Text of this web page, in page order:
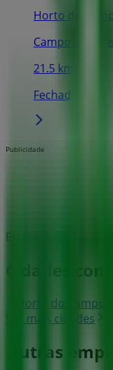
Horto do
Campo
21.5 km
Fechado
Publicidade
Estamos quase a
Cidades
Horto do Campo
Ver mais cidades
Outras